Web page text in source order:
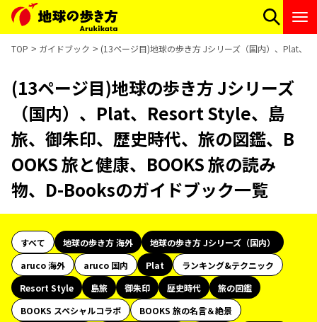
TOP ガイドブック (13ページ目)地球の歩き方 Jシリーズ（国内）、Plat、
(13ページ目)地球の歩き方 Jシリーズ
（国内）、Plat、Resort Style、島
旅、御朱印、歴史時代、旅の図鑑、B
OOKS 旅と健康、BOOKS 旅の読み
物、D-Booksのガイドブック一覧
すべて 地球の歩き方 海外
地球の歩き方 Jシリーズ（国内）
aruco 海外
aruco 国内 Plat
ランキング&テクニック
Resort Style
島旅 御朱印 歴史時代
旅の図鑑
BOOKS スペシャルコラボ
BOOKS 旅の名言＆絶景